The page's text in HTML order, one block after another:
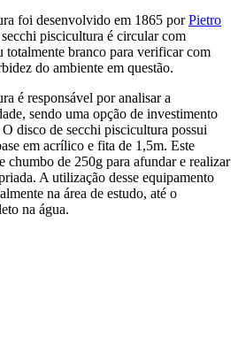
foi desenvolvido em 1865 porPietro
piscicultura é circular com
totalmente branco para verificar com
do ambiente em questão.
é responsável por analisar a
sendo uma opção de investimento
disco de secchi piscicultura possui
em acrílico e fita de 1,5m. Este
chumbo de 250g para afundar e realizar
A utilização desse equipamento
na área de estudo, até o
na água.